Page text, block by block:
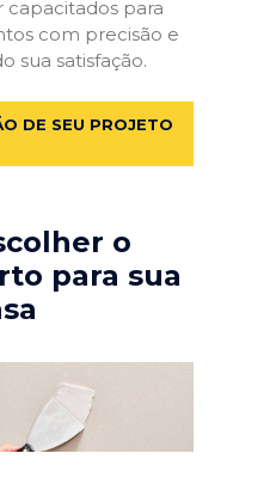
capacitados para
com precisão e
sua satisfação.
DE SEU PROJETO
o
para sua